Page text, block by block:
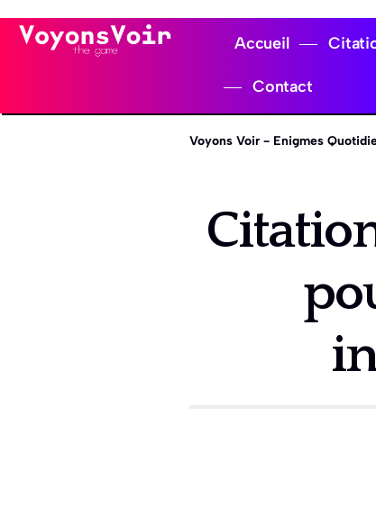
Accueil
Contact
Voyons Voir - Enigmes